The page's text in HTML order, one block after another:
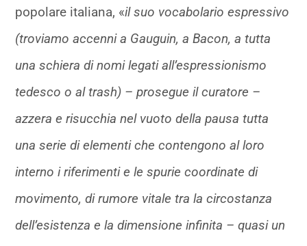
popolare italiana, «il suo vocabolario espressivo
(troviamo accenni a Gauguin, a Bacon, a tutta
una schiera di nomi legati all’espressionismo
tedesco o al trash) – prosegue il curatore –
azzera e risucchia nel vuoto della pausa tutta
una serie di elementi che contengono al loro
interno i riferimenti e le spurie coordinate di
movimento, di rumore vitale tra la circostanza
dell’esistenza e la dimensione infinita – quasi un